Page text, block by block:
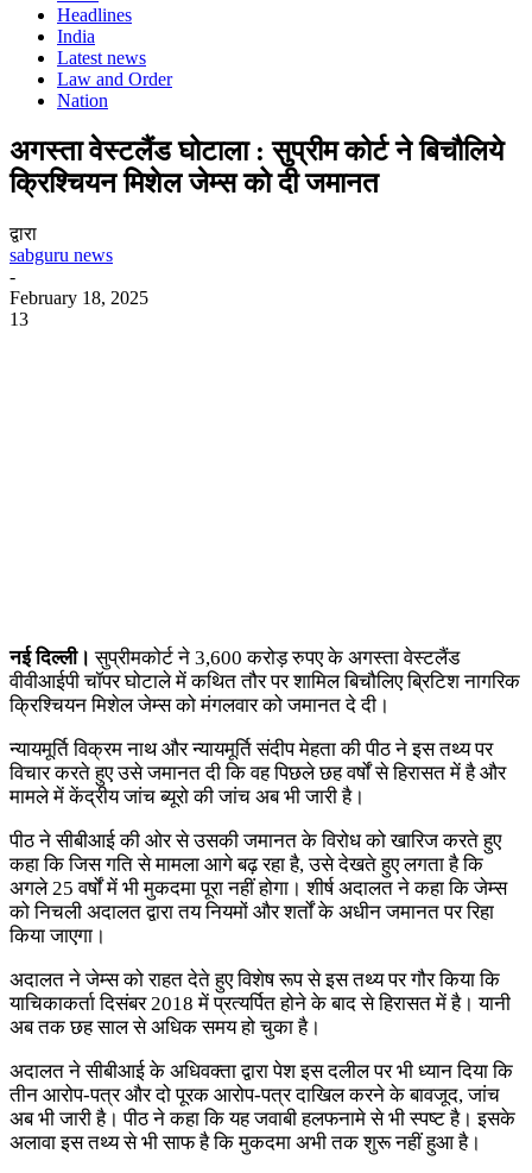
Headlines
India
Latest news
Law and Order
Nation
अगस्ता वेस्टलैंड घोटाला : सुप्रीम कोर्ट ने बिचौलिये
क्रिश्चियन मिशेल जेम्स को दी जमानत
द्वारा
sabguru news
-
February 18, 2025
13
नई दिल्ली। सुप्रीमकोर्ट ने 3,600 करोड़ रुपए के अगस्ता वेस्टलैंड
वीवीआईपी चॉपर घोटाले में कथित तौर पर शामिल बिचौलिए ब्रिटिश नागरिक
क्रिश्चियन मिशेल जेम्स को मंगलवार को जमानत दे दी।
न्यायमूर्ति विक्रम नाथ और न्यायमूर्ति संदीप मेहता की पीठ ने इस तथ्य पर
विचार करते हुए उसे जमानत दी कि वह पिछले छह वर्षों से हिरासत में है और
मामले में केंद्रीय जांच ब्यूरो की जांच अब भी जारी है।
पीठ ने सीबीआई की ओर से उसकी जमानत के विरोध को खारिज करते हुए
कहा कि जिस गति से मामला आगे बढ़ रहा है, उसे देखते हुए लगता है कि
अगले 25 वर्षों में भी मुकदमा पूरा नहीं होगा। शीर्ष अदालत ने कहा कि जेम्स
को निचली अदालत द्वारा तय नियमों और शर्तों के अधीन जमानत पर रिहा
किया जाएगा।
अदालत ने जेम्स को राहत देते हुए विशेष रूप से इस तथ्य पर गौर किया कि
याचिकाकर्ता दिसंबर 2018 में प्रत्यर्पित होने के बाद से हिरासत में है। यानी
अब तक छह साल से अधिक समय हो चुका है।
अदालत ने सीबीआई के अधिवक्ता द्वारा पेश इस दलील पर भी ध्यान दिया कि
तीन आरोप-पत्र और दो पूरक आरोप-पत्र दाखिल करने के बावजूद, जांच
अब भी जारी है। पीठ ने कहा कि यह जवाबी हलफनामे से भी स्पष्ट है। इसके
अलावा इस तथ्य से भी साफ है कि मुकदमा अभी तक शुरू नहीं हुआ है।